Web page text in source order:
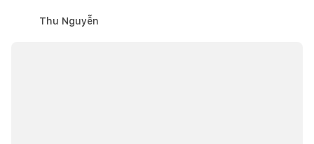
Thu Nguyễn